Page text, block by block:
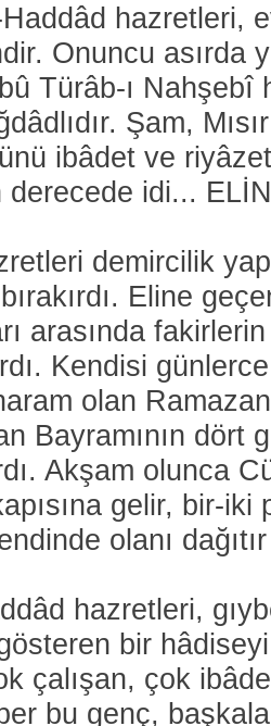
hazretleri,
Onuncu asırda
Türâb-ı Nahşebî
Şam,
ibâdet ve
derecede idi...
demircilik
Eline
arasında fakirlerin
Kendisi
olan
Bayramının dört
Akşam olunca
gelir, bir-
olanı
hazretleri,
bir
çalışan, çok
bu genç,